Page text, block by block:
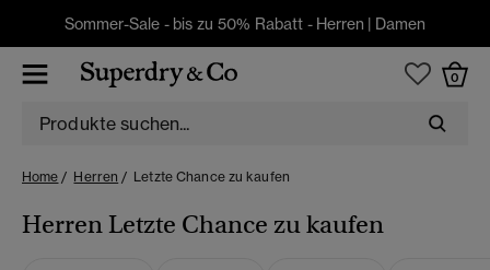
Sommer-Sale - bis zu 50% Rabatt - Herren | Damen
0
Home Herren Letzte Chance zu kaufen
Herren Letzte Chance zu kaufen